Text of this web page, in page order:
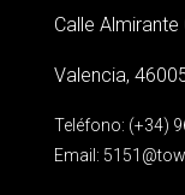
Calle Almirante
Valencia,
Teléfono: (+34)
Email: